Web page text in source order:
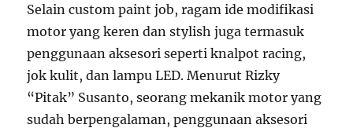
Selain custom paint job, ragam ide modifikasi
motor yang keren dan stylish juga termasuk
penggunaan aksesori seperti knalpot racing,
jok kulit, dan lampu LED. Menurut Rizky
“Pitak” Susanto, seorang mekanik motor yang
sudah berpengalaman, penggunaan aksesori